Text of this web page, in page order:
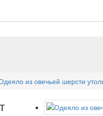
из овечьей шерсти